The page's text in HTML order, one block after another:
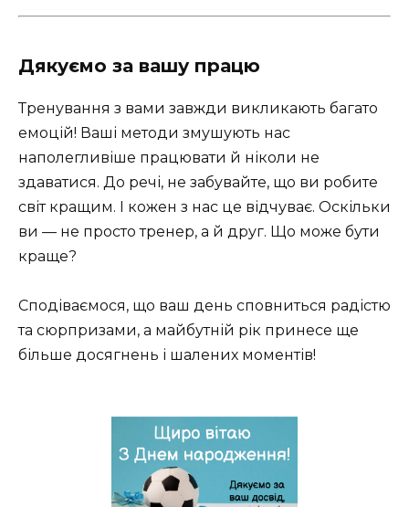
Дякуємо за вашу працю
Тренування з вами завжди викликають багато
емоцій! Ваші методи змушують нас
наполегливіше працювати й ніколи не
здаватися. До речі, не забувайте, що ви робите
світ кращим. І кожен з нас це відчуває. Оскільки
ви — не просто тренер, а й друг. Що може бути
краще?
Сподіваємося, що ваш день сповниться радістю
та сюрпризами, а майбутній рік принесе ще
більше досягнень і шалених моментів!